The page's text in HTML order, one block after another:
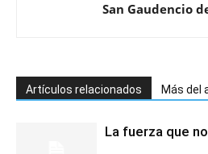
San Gaudencio
Artículos relacionados Más del
La fuerza que